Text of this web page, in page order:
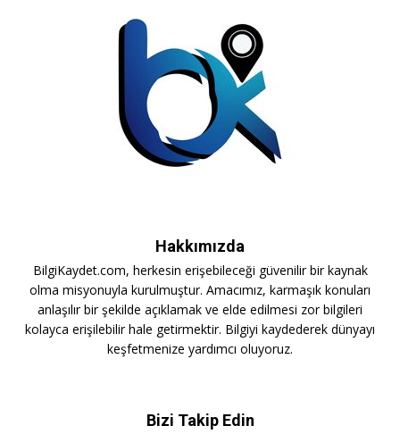
Hakkımızda
BilgiKaydet.com, herkesin erişebileceği güvenilir bir kaynak
olma misyonuyla kurulmuştur. Amacımız, karmaşık konuları
anlaşılır bir şekilde açıklamak ve elde edilmesi zor bilgileri
kolayca erişilebilir hale getirmektir. Bilgiyi kaydederek dünyayı
keşfetmenize yardımcı oluyoruz.
Bizi Takip Edin